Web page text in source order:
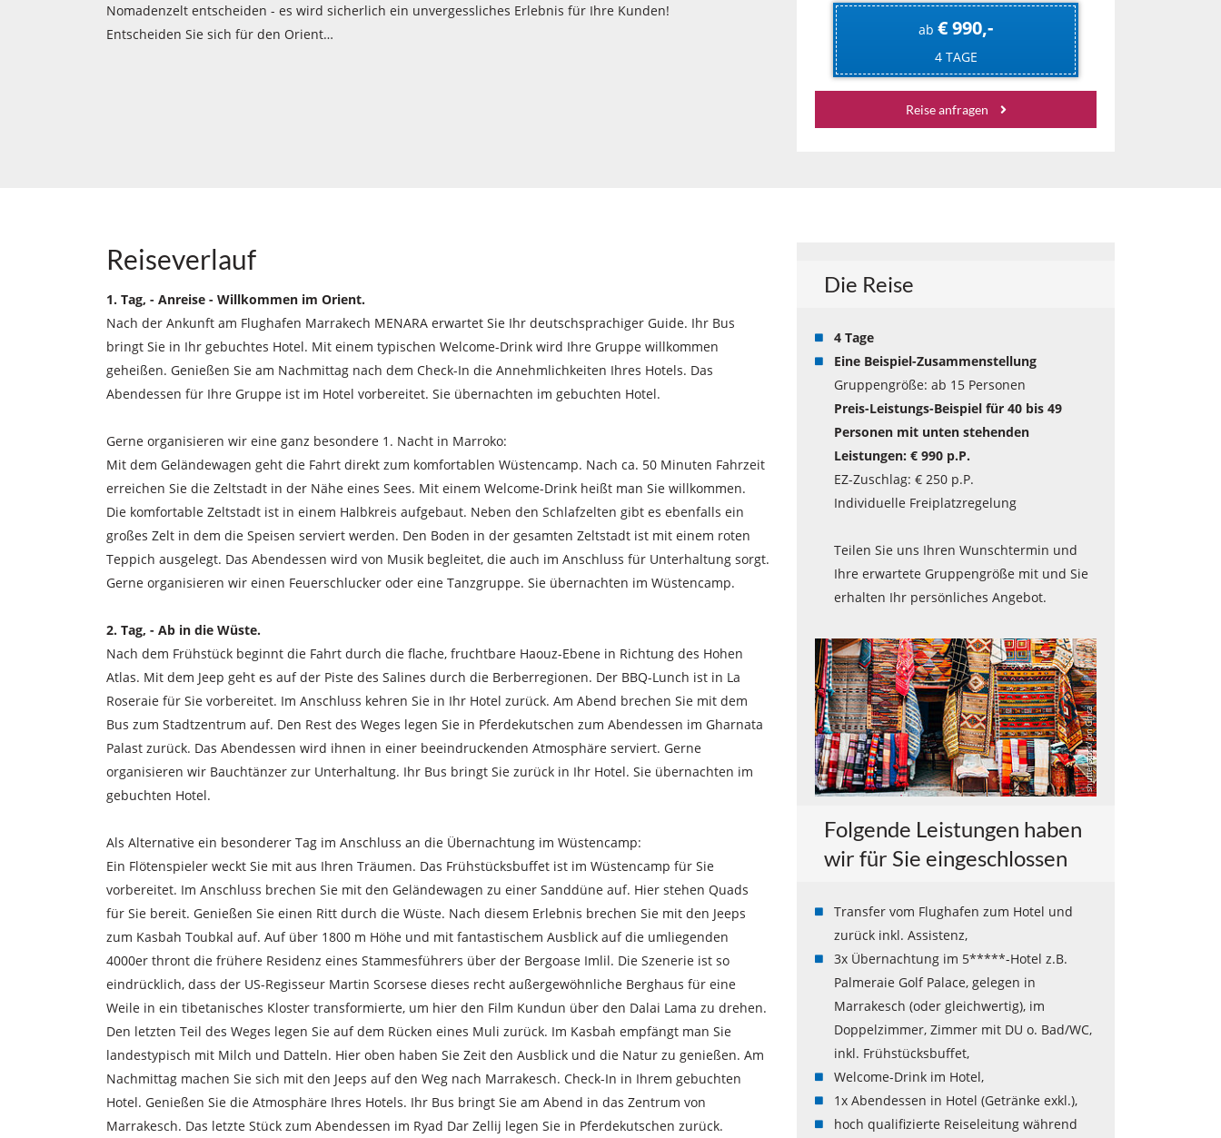
Nomadenzelt entscheiden - es wird sicherlich ein unvergessliches Erlebnis für Ihre Kunden!
Entscheiden Sie sich für den Orient…
ab € 990,-
4 TAGE
Reise anfragen
Reiseverlauf
1. Tag, - Anreise - Willkommen im Orient.
Nach der Ankunft am Flughafen Marrakech MENARA erwartet Sie Ihr deutschsprachiger Guide. Ihr Bus
bringt Sie in Ihr gebuchtes Hotel. Mit einem typischen Welcome-Drink wird Ihre Gruppe willkommen
geheißen. Genießen Sie am Nachmittag nach dem Check-In die Annehmlichkeiten Ihres Hotels. Das
Abendessen für Ihre Gruppe ist im Hotel vorbereitet. Sie übernachten im gebuchten Hotel.
Gerne organisieren wir eine ganz besondere 1. Nacht in Marroko:
Mit dem Geländewagen geht die Fahrt direkt zum komfortablen Wüstencamp. Nach ca. 50 Minuten Fahrzeit
erreichen Sie die Zeltstadt in der Nähe eines Sees. Mit einem Welcome-Drink heißt man Sie willkommen.
Die komfortable Zeltstadt ist in einem Halbkreis aufgebaut. Neben den Schlafzelten gibt es ebenfalls ein
großes Zelt in dem die Speisen serviert werden. Den Boden in der gesamten Zeltstadt ist mit einem roten
Teppich ausgelegt. Das Abendessen wird von Musik begleitet, die auch im Anschluss für Unterhaltung sorgt.
Gerne organisieren wir einen Feuerschlucker oder eine Tanzgruppe. Sie übernachten im Wüstencamp.
2. Tag, - Ab in die Wüste.
Nach dem Frühstück beginnt die Fahrt durch die flache, fruchtbare Haouz-Ebene in Richtung des Hohen
Atlas. Mit dem Jeep geht es auf der Piste des Salines durch die Berberregionen. Der BBQ-Lunch ist in La
Roseraie für Sie vorbereitet. Im Anschluss kehren Sie in Ihr Hotel zurück. Am Abend brechen Sie mit dem
Bus zum Stadtzentrum auf. Den Rest des Weges legen Sie in Pferdekutschen zum Abendessen im Gharnata
Palast zurück. Das Abendessen wird ihnen in einer beeindruckenden Atmosphäre serviert. Gerne
organisieren wir Bauchtänzer zur Unterhaltung. Ihr Bus bringt Sie zurück in Ihr Hotel. Sie übernachten im
gebuchten Hotel.
Als Alternative ein besonderer Tag im Anschluss an die Übernachtung im Wüstencamp:
Ein Flötenspieler weckt Sie mit aus Ihren Träumen. Das Frühstücksbuffet ist im Wüstencamp für Sie
vorbereitet. Im Anschluss brechen Sie mit den Geländewagen zu einer Sanddüne auf. Hier stehen Quads
für Sie bereit. Genießen Sie einen Ritt durch die Wüste. Nach diesem Erlebnis brechen Sie mit den Jeeps
zum Kasbah Toubkal auf. Auf über 1800 m Höhe und mit fantastischem Ausblick auf die umliegenden
4000er thront die frühere Residenz eines Stammesführers über der Bergoase Imlil. Die Szenerie ist so
eindrücklich, dass der US-Regisseur Martin Scorsese dieses recht außergewöhnliche Berghaus für eine
Weile in ein tibetanisches Kloster transformierte, um hier den Film Kundun über den Dalai Lama zu drehen.
Den letzten Teil des Weges legen Sie auf dem Rücken eines Muli zurück. Im Kasbah empfängt man Sie
landestypisch mit Milch und Datteln. Hier oben haben Sie Zeit den Ausblick und die Natur zu genießen. Am
Nachmittag machen Sie sich mit den Jeeps auf den Weg nach Marrakesch. Check-In in Ihrem gebuchten
Hotel. Genießen Sie die Atmosphäre Ihres Hotels. Ihr Bus bringt Sie am Abend in das Zentrum von
Marrakesch. Das letzte Stück zum Abendessen im Ryad Dar Zellij legen Sie in Pferdekutschen zurück.
Die Reise
4 Tage
Eine Beispiel-Zusammenstellung
Gruppengröße: ab 15 Personen
Preis-Leistungs-Beispiel für 40 bis 49
Personen mit unten stehenden
Leistungen: € 990 p.P.
EZ-Zuschlag: € 250 p.P.
Individuelle Freiplatzregelung
Teilen Sie uns Ihren Wunschtermin und
Ihre erwartete Gruppengröße mit und Sie
erhalten Ihr persönliches Angebot.
shutterstock/ Jon Chica
Folgende Leistungen haben
wir für Sie eingeschlossen
Transfer vom Flughafen zum Hotel und
zurück inkl. Assistenz,
3x Übernachtung im 5*****-Hotel z.B.
Palmeraie Golf Palace, gelegen in
Marrakesch (oder gleichwertig), im
Doppelzimmer, Zimmer mit DU o. Bad/WC,
inkl. Frühstücksbuffet,
Welcome-Drink im Hotel,
1x Abendessen in Hotel (Getränke exkl.),
hoch qualifizierte Reiseleitung während